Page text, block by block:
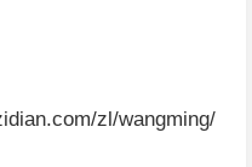
zl/wangming/